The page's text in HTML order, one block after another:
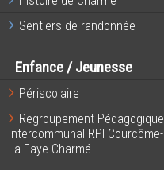
Sentiers de randonnée
Enfance / Jeunesse
Périscolaire
Regroupement Pédagogique
Intercommunal RPI Courcôme-
La Faye-Charmé